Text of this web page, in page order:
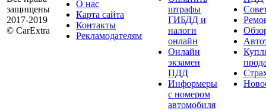
защищены
2017-2019
© CarExtra
О нас
Карта сайта
Контакты
Рекламодателям
штрафы
ГИБДД и
налоги
онлайн
Онлайн
экзамен
ПДД
Информеры
с номером
автомобиля